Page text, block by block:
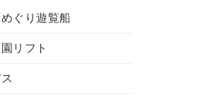
ぐり遊覧船
リフト